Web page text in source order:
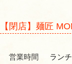
【閉店】麺匠
営業時間
ラン